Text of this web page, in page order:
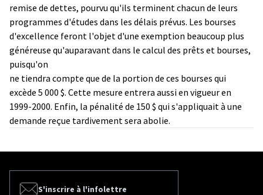
remise de dettes, pourvu qu'ils terminent chacun de leurs
programmes d'études dans les délais prévus. Les bourses
d'excellence feront l'objet d'une exemption beaucoup plus
généreuse qu'auparavant dans le calcul des prêts et bourses,
puisqu'on
ne tiendra compte que de la portion de ces bourses qui
excède 5 000 $. Cette mesure entrera aussi en vigueur en
1999-2000. Enfin, la pénalité de 150 $ qui s'appliquait à une
demande reçue tardivement sera abolie.
S'inscrire à l'infolettre